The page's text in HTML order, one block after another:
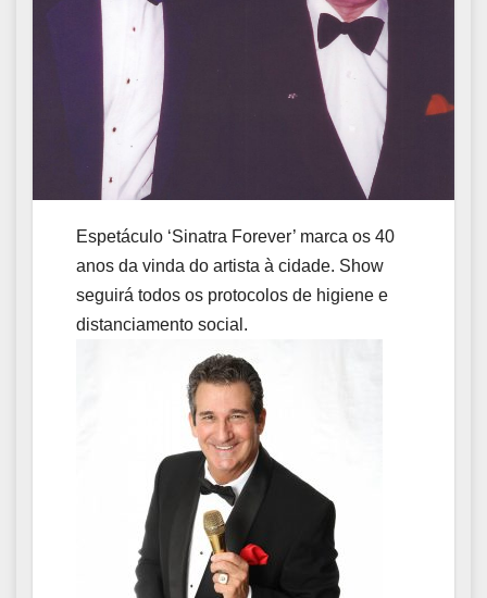
Espetáculo ‘Sinatra Forever’ marca os 40
anos da vinda do artista à cidade. Show
seguirá todos os protocolos de higiene e
distanciamento social.